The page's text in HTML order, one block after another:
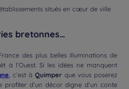
situés en cœur de ville
bretonnes…
des plus belles illuminations de
à l’Ouest. Si les idées ne manquent
, c’est à Quimper que vous poserez
d’un décor digne d’un conte